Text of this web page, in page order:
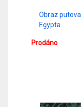
Obraz
Egypta.
Prodáno